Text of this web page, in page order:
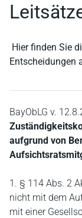
Hier finden Sie
Entscheidungen
BayObLG v.
aufgrund von
1. § 114 Abs. 2
nicht mit dem
mit einer